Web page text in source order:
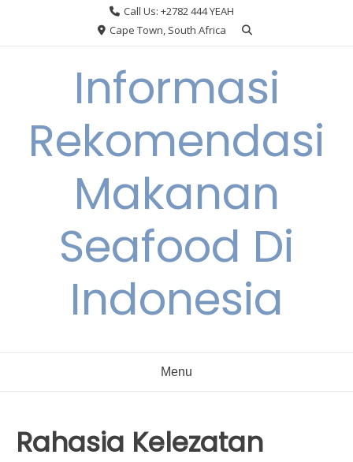
Call Us: +2782 444 YEAH
Cape Town, South Africa
Informasi
Rekomendasi
Makanan
Seafood Di
Indonesia
Menu
Rahasia Kelezatan